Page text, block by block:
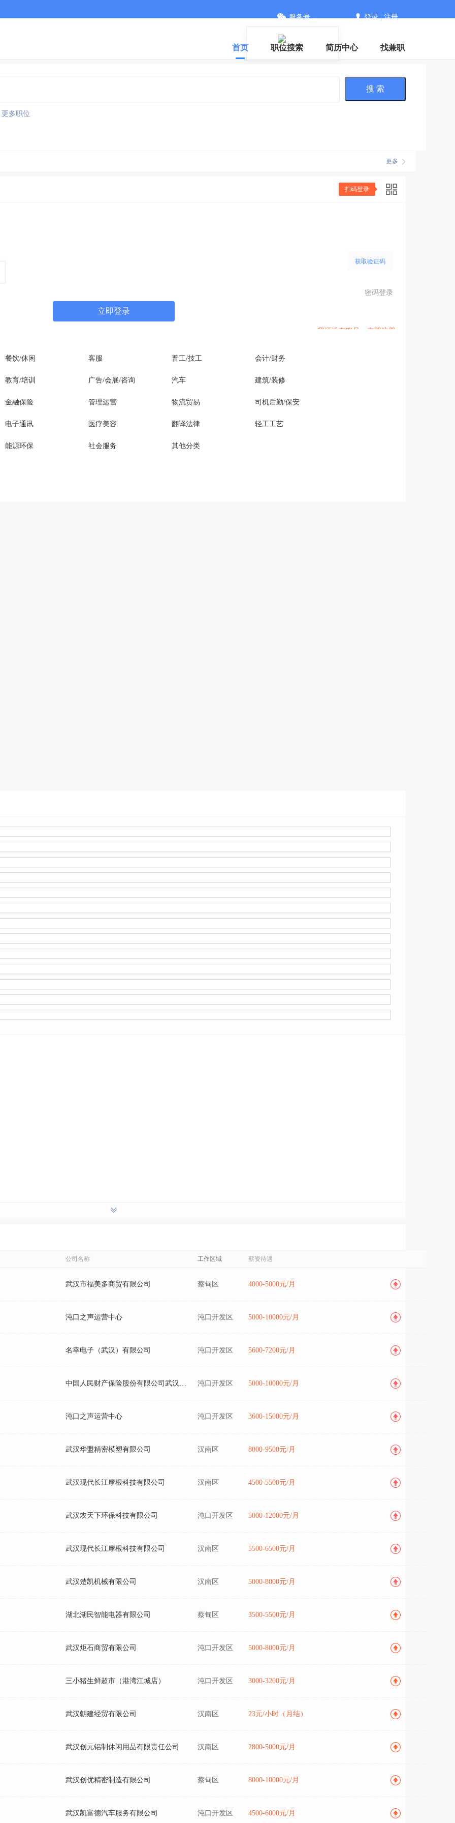
服务号 登录|注册
首页 职位搜索 简历中心 找兼职
搜 索
更多职位
/汉南招聘企业）
更多
扫码登录
获取验证码
密码登录
立即登录
我还没有账号，立即注册
餐饮/休闲 客服 普工/技工 会计/财务
教育/培训 广告/会展/咨询 汽车 建筑/装修
金融保险 管理运营 物流贸易 司机后勤/保安
电子通讯 医疗美容 翻译法律 轻工工艺
能源环保 社会服务 其他分类
公司名称 工作区域 薪资待遇
武汉市福美多商贸有限公司 蔡甸区 4000-5000元/月
沌口之声运营中心 沌口开发区 5000-10000元/月
名幸电子（武汉）有限公司 沌口开发区 5600-7200元/月
中国人民财产保险股份有限公司武汉市武汉经济技术开发区支公司 沌口开发区 5000-10000元/月
沌口之声运营中心 沌口开发区 3600-15000元/月
武汉华盟精密模塑有限公司 汉南区 8000-9500元/月
武汉现代长江摩根科技有限公司 汉南区 4500-5500元/月
武汉农天下环保科技有限公司 沌口开发区 5000-12000元/月
武汉现代长江摩根科技有限公司 汉南区 5500-6500元/月
武汉楚凯机械有限公司 汉南区 5000-8000元/月
湖北湖民智能电器有限公司 蔡甸区 3500-5500元/月
武汉炬石商贸有限公司 沌口开发区 5000-8000元/月
三小猪生鲜超市（港湾江城店） 沌口开发区 3000-3200元/月
武汉朝建经贸有限公司 汉南区 23元/小时（月结）
武汉创元铝制休闲用品有限责任公司 汉南区 2800-5000元/月
武汉创优精密制造有限公司 蔡甸区 8000-10000元/月
武汉凯富德汽车服务有限公司 沌口开发区 4500-6000元/月